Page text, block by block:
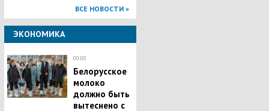
ВСЕ НОВОСТИ »
ЭКОНОМИКА
00:00
Белорусское
молоко
должно быть
вытеснено с